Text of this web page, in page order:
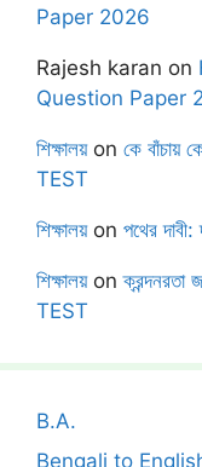
Paper 2026
Rajesh karan on
Question Paper
শিক্ষালয়on কে
TEST
শিক্ষালয়on পথের
শিক্ষালয়on
TEST
B.A.
Bengali to